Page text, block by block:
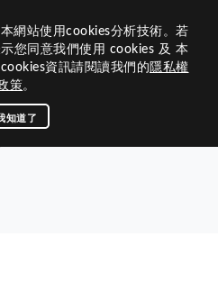
網站使用cookies分析技術。若
您同意我們使用 cookies 及 本
資訊請閱讀我們的 隱私權
策。
知道了